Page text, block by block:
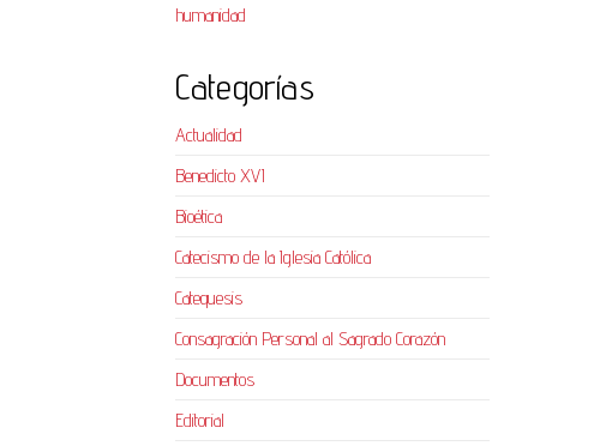
humanidad
Categorías
Actualidad
Benedicto XVI
Bioética
Catecismo de la Iglesia Católica
Catequesis
Consagración Personal al Sagrado Corazón
Documentos
Editorial